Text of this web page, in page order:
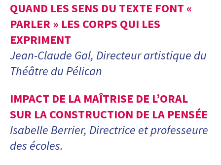
QUAND LES SENS DU TEXTE FONT «
PARLER » LES CORPS QUI LES
EXPRIMENT
Jean-Claude Gal, Directeur artistique du
Théâtre du Pélican
IMPACT DE LA MAÎTRISE DE L’ORAL
SUR LA CONSTRUCTION DE LA PENSÉE
Isabelle Berrier, Directrice et professeure
des écoles.